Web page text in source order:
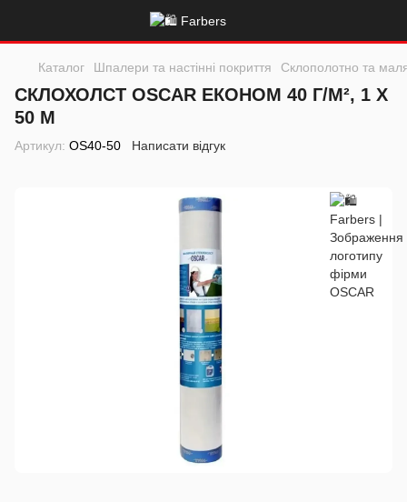
Каталог Шпалери та настінні покриття Склополотно та
СКЛОХОЛСТ OSCAR ЕКОНОМ 40 Г/М², 1 Х
50 М
Артикул: OS40-50 Написати відгук